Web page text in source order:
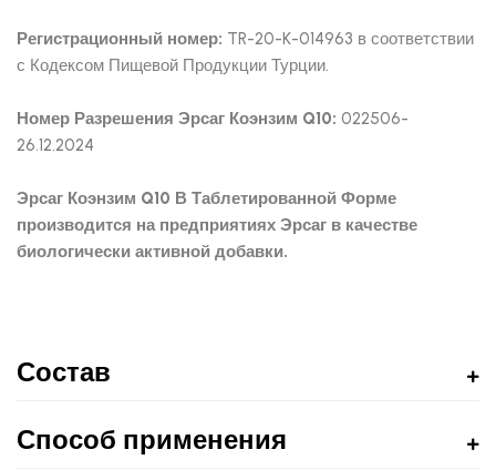
Регистрационный номер: TR-20-K-014963 в соответствии
с Кодексом Пищевой Продукции Турции.
Номер Разрешения Эрсаг Коэнзим Q10: 022506-
26.12.2024
Эрсаг Коэнзим Q10 В Таблетированной Форме
производится на предприятиях Эрсаг в качестве
биологически активной добавки.
Состав
Способ применения